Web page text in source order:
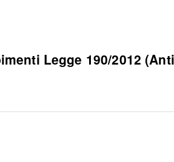
Legge 190/2012